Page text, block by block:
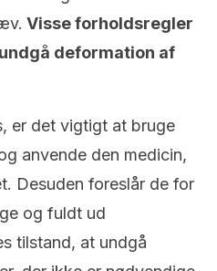
Visse forholdsregler
deformation af
er det vigtigt at bruge
anvende den medicin,
Desuden foreslår de for
og fuldt ud
tilstand, at undgå